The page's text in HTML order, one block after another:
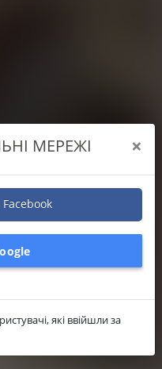
0.0
0.0
0.0
0.0
МЕРЕЖІ ×
які ввійшли за